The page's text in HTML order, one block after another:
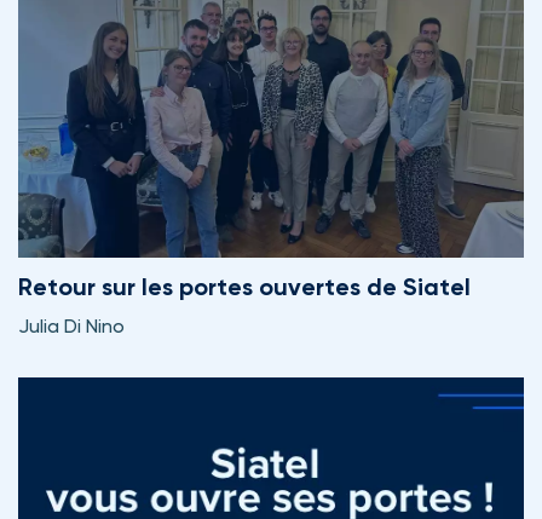
Retour sur les portes ouvertes de Siatel
Julia Di Nino